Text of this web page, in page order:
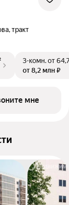
тракт
3-комн.от
от 8,2 млн ₽
мне